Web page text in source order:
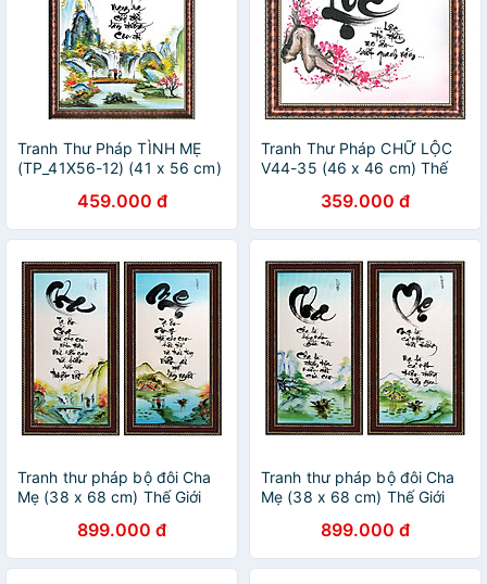
Tranh Thư Pháp TÌNH MẸ
(TP_41X56-12) (41 x 56 cm)
459.000 đ
Tranh Thư Pháp CHỮ LỘC
V44-35 (46 x 46 cm) Thế
359.000 đ
Tranh thư pháp bộ đôi Cha
Mẹ (38 x 68 cm) Thế Giới
899.000 đ
Tranh thư pháp bộ đôi Cha
Mẹ (38 x 68 cm) Thế Giới
899.000 đ